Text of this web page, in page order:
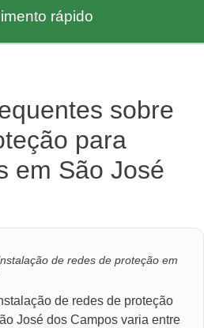
rápido
sobre
para
em São José
de redes de proteção em
de redes de proteção
José dos Campos varia entre